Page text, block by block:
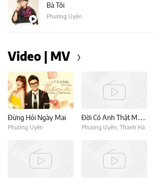
Bà Tôi
Phương Uyên
Video | MV
Đừng Hỏi Ngày Mai
Phương Uyên
Đời Có Anh Thật May (Mây Saigon Live Stage)
Phương Uyên Thanh Hà